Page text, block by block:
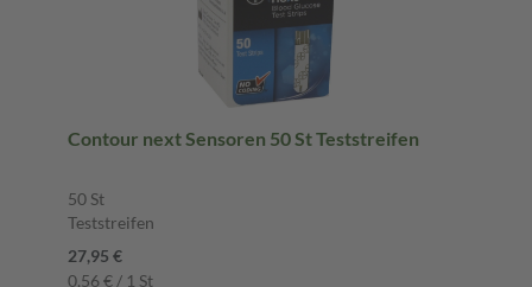
Contour next Sensoren 50 St Teststreifen
50 St
Teststreifen
27,95 €
0,56 € / 1 St